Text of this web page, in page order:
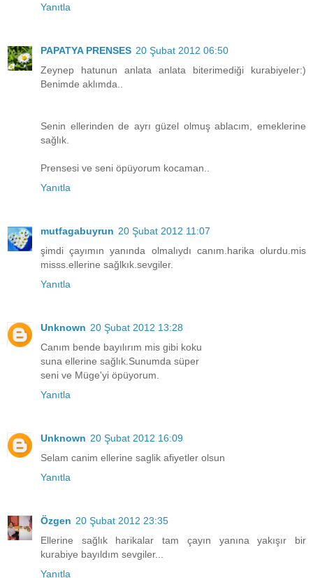
Yanıtla
PAPATYA PRENSES 20 Şubat 2012 06:50
Zeynep hatunun anlata anlata biterimediği kurabiyeler:)
Benimde aklımda..
Senin ellerinden de ayrı güzel olmuş ablacım, emeklerine
sağlık.
Prensesi ve seni öpüyorum kocaman..
Yanıtla
mutfagabuyrun 20 Şubat 2012 11:07
şimdi çayımın yanında olmalıydı canım.harika olurdu.mis
misss.ellerine sağlkık.sevgiler.
Yanıtla
Unknown 20 Şubat 2012 13:28
Canım bende bayılırım mis gibi koku
suna ellerine sağlık.Sunumda süper
seni ve Müge'yi öpüyorum.
Yanıtla
Unknown 20 Şubat 2012 16:09
Selam canim ellerine saglik afiyetler olsun
Yanıtla
Özgen 20 Şubat 2012 23:35
Ellerine sağlık harikalar tam çayın yanına yakışır bir
kurabiye bayıldım sevgiler...
Yanıtla